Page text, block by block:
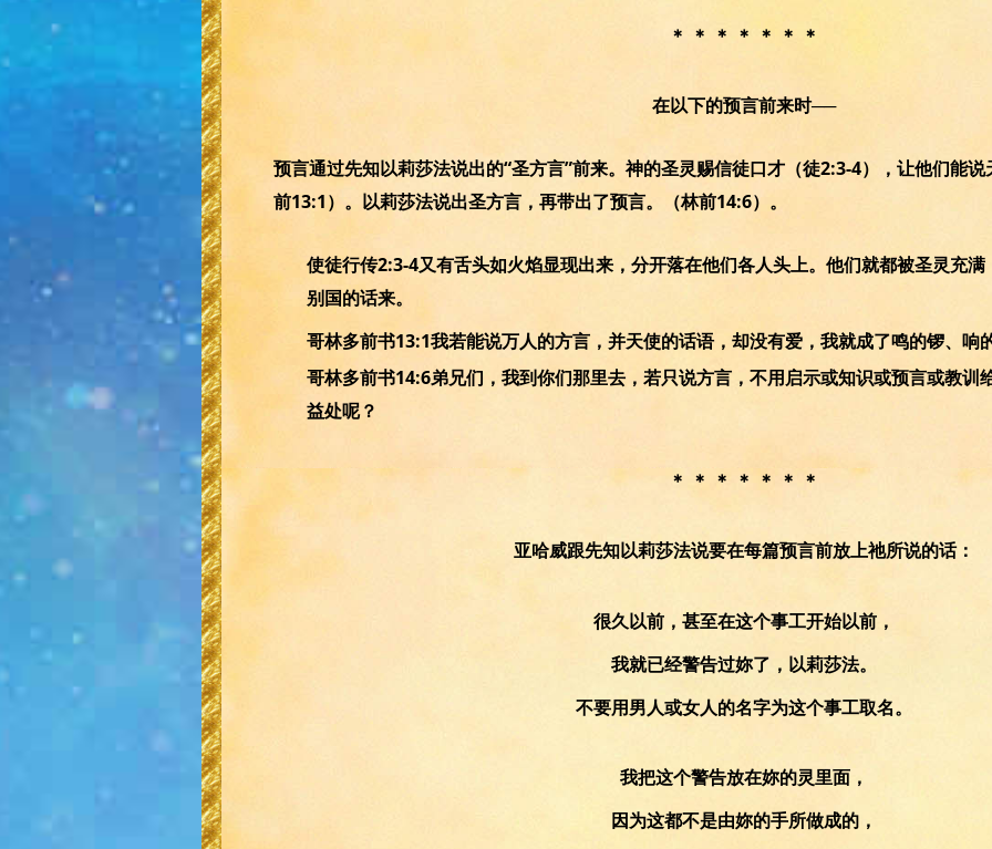
＊ ＊ ＊ ＊ ＊ ＊ ＊
在以下的预言前来时──
预言通过先知以莉莎法说出的“圣方言”前来。神的圣灵赐信徒口才（徒2:3-4），让他们能
前13:1）。以莉莎法说出圣方言，再带出了预言。（林前14:6）。
使徒行传2:3-4又有舌头如火焰显现出来，分开落在他们各人头上。他们就都被圣灵充
别国的话来。
哥林多前书13:1我若能说万人的方言，并天使的话语，却没有爱，我就成了鸣的锣、响
哥林多前书14:6弟兄们，我到你们那里去，若只说方言，不用启示或知识或预言或教训
益处呢？
＊ ＊ ＊ ＊ ＊ ＊ ＊
亚哈威跟先知以莉莎法说要在每篇预言前放上祂所说的话：
很久以前，甚至在这个事工开始以前，
我就已经警告过妳了，以莉莎法。
不要用男人或女人的名字为这个事工取名。
我把这个警告放在妳的灵里面，
因为这都不是由妳的手所做成的，